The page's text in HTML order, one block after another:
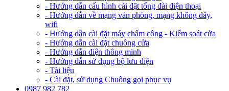
- Hướng dẫn cấu hình cài đặt tổng đài điện thoại
- Hướng dẫn về mạng văn phòng, mạng không dây,
wifi
- Hướng dẫn cài đặt máy chấm công - Kiểm soát cửa
- Hướng dẫn cài đặt chuông cửa
- Hướng dẫn điện thông minh
- Hướng dẫn sử dụng bộ lưu điện
- Tài liệu
- Cài đặt, sử dụng Chuông gọi phục vụ
0987 982 782